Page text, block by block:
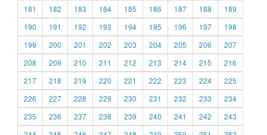
181
182 183 184 185 186 187 188
189
190
191 192 193 194 195 196 197
198
199
200 201 202 203 204 205 206
207
208
209 210 211 212 213 214 215
216
217
218 219 220 221 222 223 224
225
226
227 228 229 230 231 232 233
234
235
236 237 238 239 240 241 242
243